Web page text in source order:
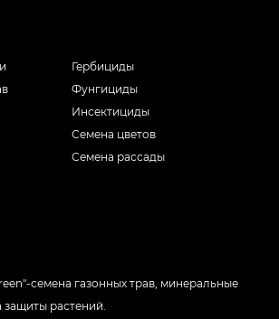
Гербициды
Фунгициды
Инсектициды
Семена цветов
Семена рассады
семена газонных трав, минеральные
защиты растений.